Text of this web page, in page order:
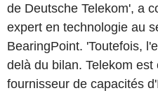
de Deutsche Telekom', a
expert en technologie au
BearingPoint. 'Toutefois,
delà du bilan. Telekom
fournisseur de capacités